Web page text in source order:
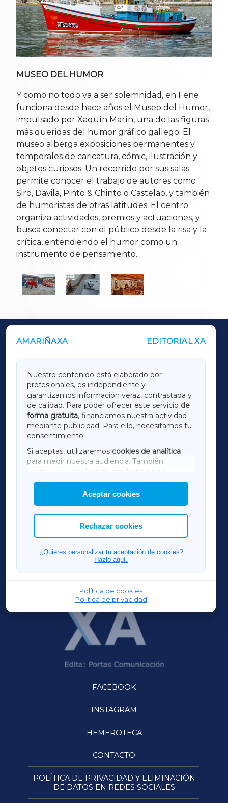
MUSEO DEL HUMOR
Y como no todo va a ser solemnidad, en Fene
funciona desde hace años el Museo del Humor,
impulsado por Xaquín Marín, una de las figuras
más queridas del humor gráfico gallego. El
museo alberga exposiciones permanentes y
temporales de caricatura, cómic, ilustración y
objetos curiosos. Un recorrido por sus salas
permite conocer el trabajo de autores como
Siro, Davila, Pinto & Chinto o Castelao, y también
de humoristas de otras latitudes. El centro
organiza actividades, premios y actuaciones, y
busca conectar con el público desde la risa y la
crítica, entendiendo el humor como un
instrumento de pensamiento.
AMARIÑAXA EDITORIAL XA
Nuestro contenido está elaborado por
profesionales, es independiente y
garantizamos información veraz, contrastada y
de calidad. Para poder ofrecer este servicio de
forma gratuita, financiamos nuestra actividad
mediante publicidad. Para ello, necesitamos tu
consentimiento.
Si aceptas, utilizaremos cookies de analítica
para medir nuestra audiencia. También
utilizaremos
cookies de marketing
mostrar publicidad de terceros.
Asimismo, puedes personalizar la elección de
las cookies que deseas permitir.
Aceptar cookies
Rechazar cookies
¿Quieres personalizar tu aceptación de cookies?
Hazlo aquí.
Política de cookies
Política de privacidad
OUTROS PERIÓDICOS
LUGOXA
TERRACHAXA
AMARIÑAXA
RIBEIRASACRAXA
ACORUÑAXA
FERROLXA
OURENSEXA
FACEBOOK
INSTAGRAM
HEMEROTECA
CONTACTO
POLÍTICA DE PRIVACIDAD Y ELIMINACIÓN
DE DATOS EN REDES SOCIALES